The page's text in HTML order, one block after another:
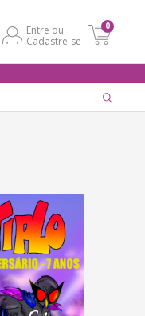
Entre ou
Cadastre-se
0